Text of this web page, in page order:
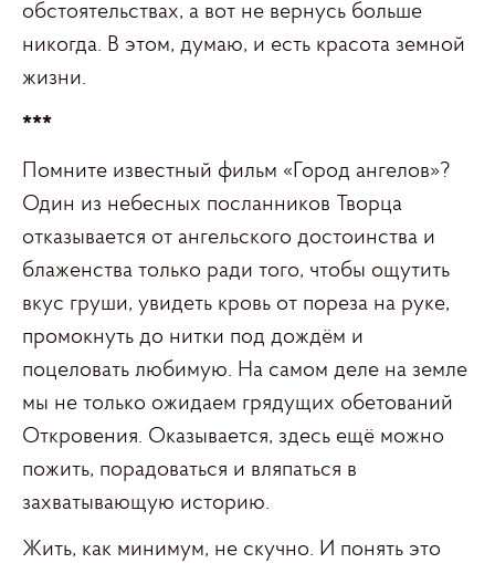
обстоятельствах, а вот не вернусь больше
никогда. В этом, думаю, и есть красота земной
жизни.
***
Помните известный фильм «Город ангелов»?
Один из небесных посланников Творца
отказывается от ангельского достоинства и
блаженства только ради того, чтобы ощутить
вкус груши, увидеть кровь от пореза на руке,
промокнуть до нитки под дождём и
поцеловать любимую. На самом деле на земле
мы не только ожидаем грядущих обетований
Откровения. Оказывается, здесь ещё можно
пожить, порадоваться и вляпаться в
захватывающую историю.
Жить, как минимум, не скучно. И понять это